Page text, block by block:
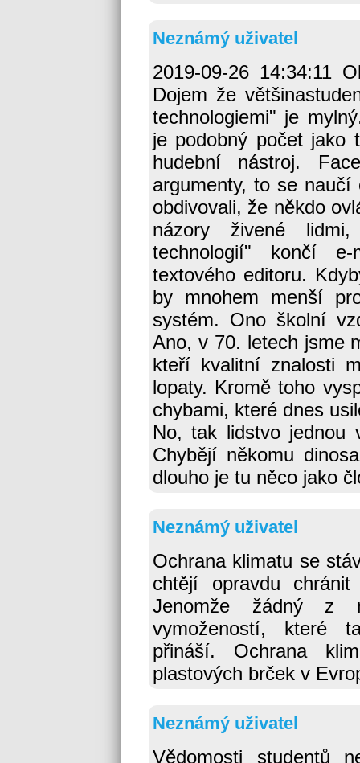
Neznámý uživatel
2019-09-26 14:34:11
Dojem že
technologiemi" je
je podobný počet jako
hudební nástroj.
argumenty, to se
obdivovali, že někdo
názory živené
technologií" končí
textového editoru.
by mnohem menší
systém. Ono školní
Ano, v 70. letech jsme
kteří kvalitní znalosti
lopaty. Kromě toho
chybami, které dnes
No, tak lidstvo jednou
Chybějí někomu
dlouho je tu něco jako
Neznámý uživatel
Ochrana klimatu se
chtějí opravdu
Jenomže žádný z
vymožeností, které
přináší. Ochrana
plastových brček v
Neznámý uživatel
Vědomosti studentů